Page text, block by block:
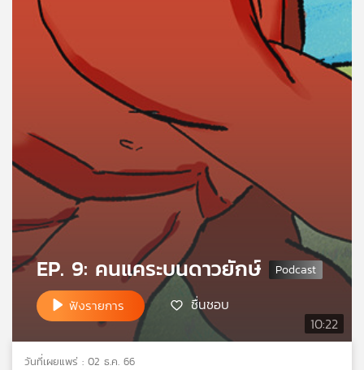
กิจกรรม
เรา
วิทยุ
พี
แผนที่
10:22
EP. 9: คนแคระบนดาวยักษ์
ฟังรายการ ชื่นชอบ
วันที่เผยแพร่ : 02 ธ.ค. 66